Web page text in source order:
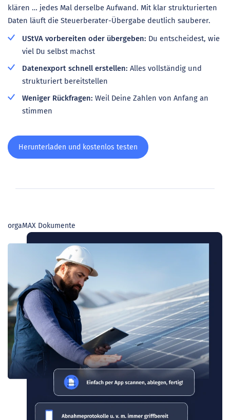
klären … jedes Mal derselbe Aufwand. Mit klar strukturierten
Daten läuft die Steuerberater-Übergabe deutlich sauberer.
UStVA vorbereiten oder übergeben: Du entscheidest, wie
viel Du selbst machst
Datenexport schnell erstellen: Alles vollständig und
strukturiert bereitstellen
Weniger Rückfragen: Weil Deine Zahlen von Anfang an
stimmen
Herunterladen und kostenlos testen
orgaMAX Dokumente